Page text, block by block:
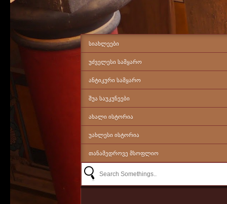
ᲡᲘᲐᲮᲚᲔᲔᲑᲘ
ᲣᲫᲕᲔᲚᲔᲡᲘ ᲡᲐᲛᲧᲐᲠᲝ
ᲐᲜᲢᲘᲙᲣᲠᲘ ᲡᲐᲛᲧᲐᲠᲝ
ᲨᲣᲐ ᲡᲐᲣᲙᲣᲜᲔᲔᲑᲘ
ᲐᲮᲐᲚᲘ ᲘᲡᲢᲝᲠᲘᲐ
ᲣᲐᲮᲚᲔᲡᲘ ᲘᲡᲢᲝᲠᲘᲐ
ᲗᲐᲜᲐᲛᲔᲓᲠᲝᲕᲔ ᲛᲡᲝᲤᲚᲘᲝ